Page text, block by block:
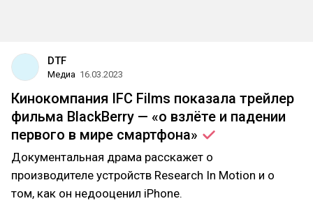
DTF
Медиа 16.03.2023
Кинокомпания IFC Films показала трейлер
фильма BlackBerry — «о взлёте и падении
первого в мире смартфона»
Документальная драма расскажет о
производителе устройств Research In Motion и о
том, как он недооценил iPhone.